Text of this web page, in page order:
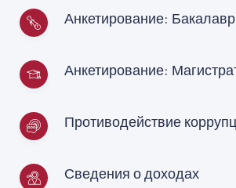
Анкетирование:
Анкетирование:
Противодействие
Сведения о доходах